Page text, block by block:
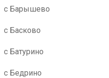
с Барышево
с Басково
с Батурино
с Бедрино